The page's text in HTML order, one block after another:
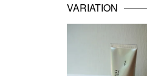
VARIATION